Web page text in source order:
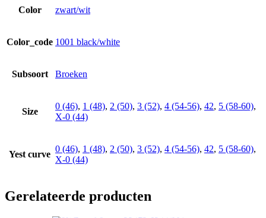
Color zwart/wit
Color_code 1001 black/white
Subsoort Broeken
Size
0 (46), 1 (48), 2 (50), 3 (52), 4 (54-56), 42, 5 (58-60),
X-0 (44)
Yest curve
0 (46), 1 (48), 2 (50), 3 (52), 4 (54-56), 42, 5 (58-60),
X-0 (44)
Gerelateerde producten